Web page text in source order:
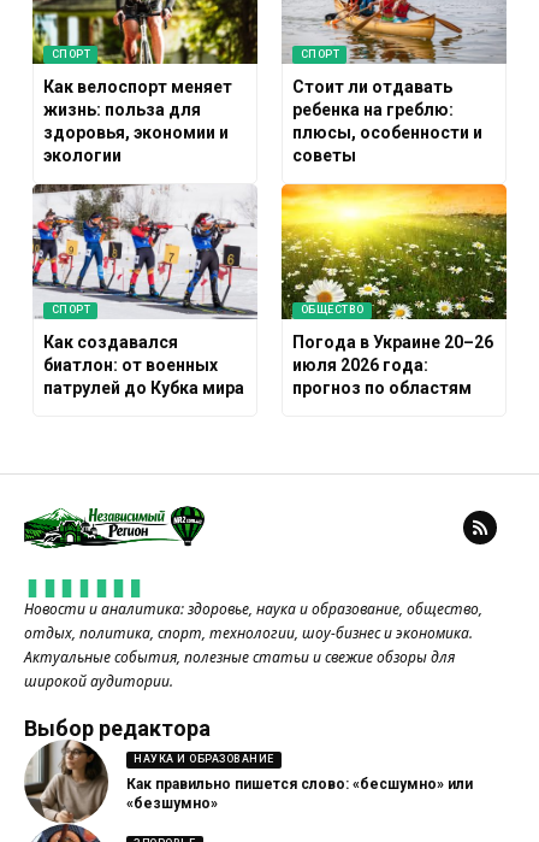
СПОРТ
Как велоспорт меняет
жизнь: польза для
здоровья, экономии и
экологии
СПОРТ
Стоит ли отдавать
ребенка на греблю:
плюсы, особенности и
советы
СПОРТ
Как создавался
биатлон: от военных
патрулей до Кубка мира
ОБЩЕСТВО
Погода в Украине 20–26
июля 2026 года:
прогноз по областям
Новости и аналитика: здоровье, наука и образование, общество,
отдых, политика, спорт, технологии, шоу-бизнес и экономика.
Актуальные события, полезные статьи и свежие обзоры для
широкой аудитории.
Выбор редактора
НАУКА И ОБРАЗОВАНИЕ
Как правильно пишется слово: «бесшумно» или
«безшумно»